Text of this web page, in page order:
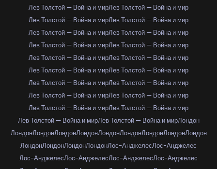
Лев Толстой — Война и мирЛев Толстой — Война и мир
Лев Толстой — Война и мирЛев Толстой — Война и мир
Лев Толстой — Война и мирЛев Толстой — Война и мир
Лев Толстой — Война и мирЛев Толстой — Война и мир
Лев Толстой — Война и мирЛев Толстой — Война и мир
Лев Толстой — Война и мирЛев Толстой — Война и мир
Лев Толстой — Война и мирЛев Толстой — Война и мир
Лев Толстой — Война и мирЛев Толстой — Война и мир
Лев Толстой — Война и мирЛев Толстой — Война и мир
Лев Толстой — Война и мирЛев Толстой — Война и мирЛондон
ЛондонЛондонЛондонЛондонЛондонЛондонЛондонЛондонЛондон
ЛондонЛондонЛондонЛондонЛос-АнджелесЛос-Анджелес
Лос-АнджелесЛос-АнджелесЛос-АнджелесЛос-Анджелес